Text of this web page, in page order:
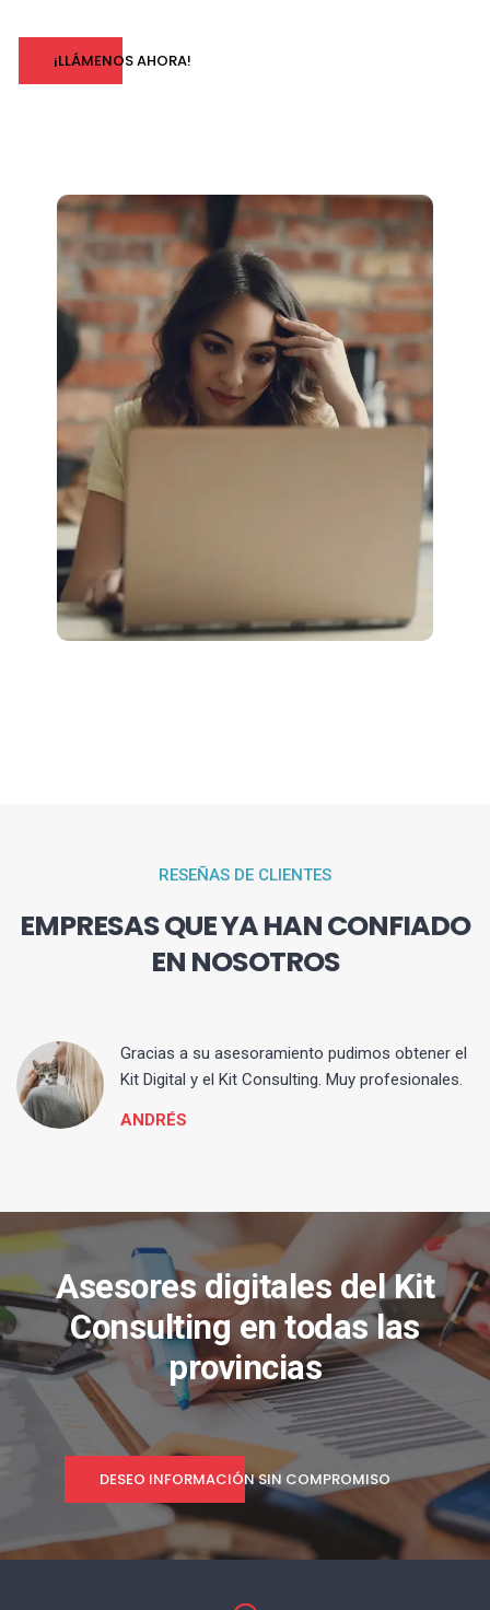
¡LLÁMENOS AHORA!
RESEÑAS DE CLIENTES
EMPRESAS QUE YA HAN CONFIADO
EN NOSOTROS
Gracias a su asesoramiento pudimos obtener el
Kit Digital y el Kit Consulting. Muy profesionales.
ANDRÉS
Asesores digitales del Kit
Consulting en todas las
provincias
DESEO INFORMACIÓN SIN COMPROMISO